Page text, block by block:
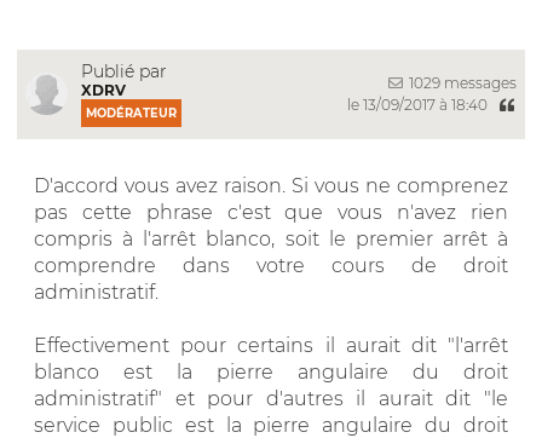
Publié par
XDRV
MODÉRATEUR
1029 messages
le 13/09/2017 à 18:40
D'accord vous avez raison. Si vous ne comprenez
pas cette phrase c'est que vous n'avez rien
compris à l'arrêt blanco, soit le premier arrêt à
comprendre dans votre cours de droit
administratif.
Effectivement pour certains il aurait dit "l'arrêt
blanco est la pierre angulaire du droit
administratif" et pour d'autres il aurait dit "le
service public est la pierre angulaire du droit